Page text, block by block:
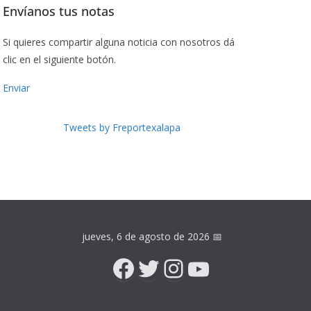
Envíanos tus notas
Si quieres compartir alguna noticia con nosotros dá
clic en el siguiente botón.
Enviar
Tweets by Freportexalapa
jueves, 6 de agosto de 2026 📅
Facebook
Twitter
Instagram
YouTube